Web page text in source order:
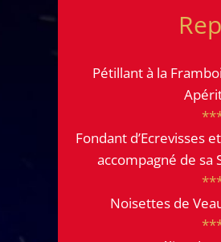
Pétillant à la
Fondant d’Ecrevisses
accompagné de sa
Noisettes de